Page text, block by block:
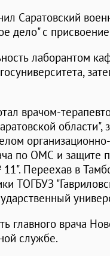
Саратовский
дело" с
лаборантом
врачом-
области",
по ОМС и защите
Переехав в
ТОГБУЗ
главного врача
службе.